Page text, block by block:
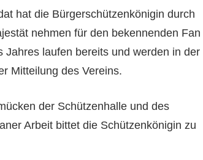
hat die Bürgerschützenkönigin durch
nehmen für den bekennenden Fan
laufen bereits und werden in der
Mitteilung des Vereins.
der Schützenhalle und des
Arbeit bittet die Schützenkönigin zu